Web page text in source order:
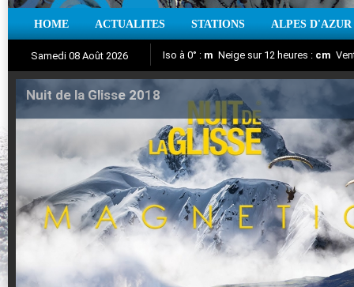
HOME ACTUALITES STATIONS ALPES D'AZUR
Samedi 08 Août 2026
Aujourd'hui : T° Min : °C T° Max :°C
Iso à 0° : m Neige sur 12 heures : cm
Suivez en direct l'actualité des stations
Nuit de la Glisse 2018